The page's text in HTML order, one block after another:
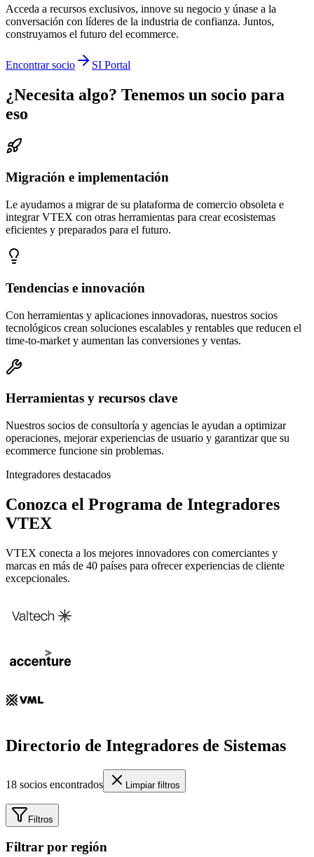
Acceda a recursos exclusivos, innove su negocio y únase a la
conversación con líderes de la industria de confianza. Juntos,
construyamos el futuro del ecommerce.
Encontrar socio SI Portal
¿Necesita algo? Tenemos un socio para
eso
Migración e implementación
Le ayudamos a migrar de su plataforma de comercio obsoleta e
integrar VTEX con otras herramientas para crear ecosistemas
eficientes y preparados para el futuro.
Tendencias e innovación
Con herramientas y aplicaciones innovadoras, nuestros socios
tecnológicos crean soluciones escalables y rentables que reducen el
time-to-market y aumentan las conversiones y ventas.
Herramientas y recursos clave
Nuestros socios de consultoría y agencias le ayudan a optimizar
operaciones, mejorar experiencias de usuario y garantizar que su
ecommerce funcione sin problemas.
Integradores destacados
Conozca el Programa de Integradores
VTEX
VTEX conecta a los mejores innovadores con comerciantes y
marcas en más de 40 países para ofrecer experiencias de cliente
excepcionales.
Directorio de Integradores de Sistemas
18 socios encontrados Limpiar filtros
Filtros
Filtrar por región